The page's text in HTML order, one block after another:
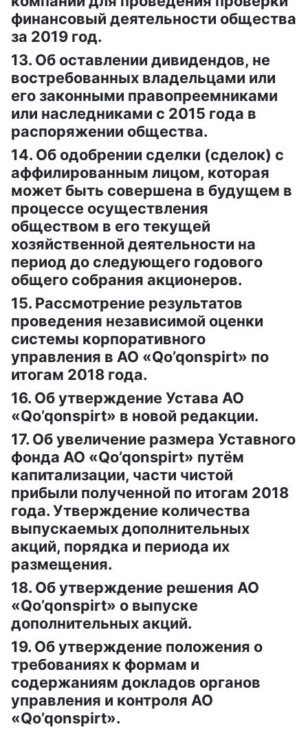
финансовый деятельности общества
за 2019 год.
13. Об оставлении дивидендов, не
востребованных владельцами или
его законными правопреемниками
или наследниками с 2015 года в
распоряжении общества.
14. Об одобрении сделки (сделок) с
аффилированным лицом, которая
может быть совершена в будущем в
процессе осуществления
обществом в его текущей
хозяйственной деятельности на
период до следующего годового
общего собрания акционеров.
15. Рассмотрение результатов
проведения независимой оценки
системы корпоративного
управления в АО «Qo’qonspirt» по
итогам 2018 года.
16. Об утверждение Устава АО
«Qo’qonspirt» в новой редакции.
17. Об увеличение размера Уставного
фонда АО «Qo’qonspirt» путём
капитализации, части чистой
прибыли полученной по итогам 2018
года. Утверждение количества
выпускаемых дополнительных
акций, порядка и периода их
размещения.
18. Об утверждение решения АО
«Qo’qonspirt» о выпуске
дополнительных акций.
19. Об утверждение положения о
требованиях к формам и
содержаниям докладов органов
управления и контроля АО
«Qo’qonspirt».